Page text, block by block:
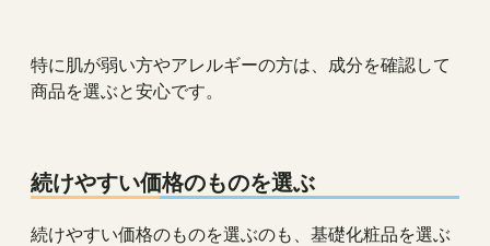
特に肌が弱い方やアレルギーの方は、成分を確認して
商品を選ぶと安心です。
続けやすい価格のものを選ぶ
続けやすい価格のものを選ぶのも、基礎化粧品を選ぶ